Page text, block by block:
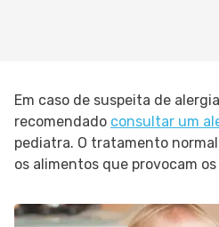
Em caso de suspeita de
recomendado consultar um
pediatra. O tratamento
os alimentos que provocam